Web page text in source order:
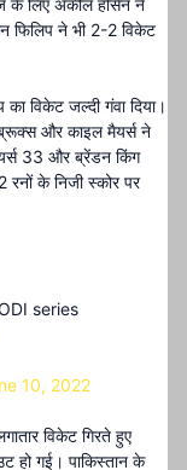
के लिए अकील होसैन ने
फिलिप ने भी 2-2 विकेट
विकेट जल्दी गंवा दिया।
और काइल मैयर्स ने
33 और ब्रेंडन किंग
के निजी स्कोर पर
series
10, 2022
विकेट गिरते हुए
हो गई। पाकिस्तान के